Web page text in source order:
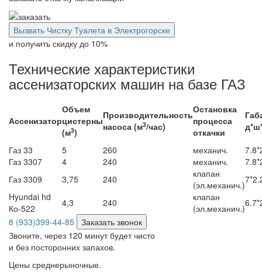
Вызвать Чистку Туалета в Электрогорске
и получить скидку до 10%
Технические характеристики
ассенизаторских машин на базе ГАЗ
Ассенизатор
Объем
цистерны
(м3)
Производительность
насоса (м3/час)
Остановка
процесса
откачки
Газ 33
5 260 механич.
Газ 3307
4 240 механич.
Газ 3309
3,75 240
клапан
(эл.механич.)
Hyundai hd
Ко-522
4,3 240
клапан
(эл.механич.)
8 (933)399-44-85 Заказать звонок
Звоните, через 120 минут будет чисто
и без посторонних запахов.
Цены среднерыночные.